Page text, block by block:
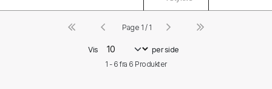
Vis
per side
1 - 6 fra 6 Produkter
Page 1 / 1